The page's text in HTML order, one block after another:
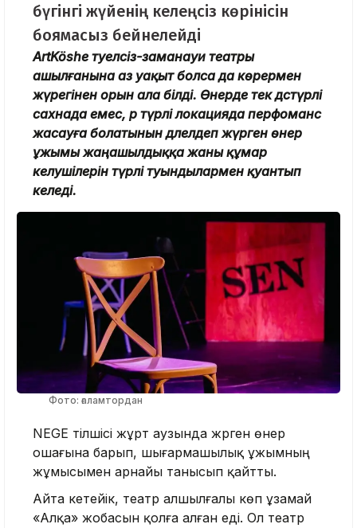
бүгінгі жүйенің келеңсіз көрінісін
боямасыз бейнелейді
ArtKöshe тәуелсіз-заманауи театры
ашылғанына аз уақыт болса да көрермен
жүрегінен орын ала білді. Өнерде тек дәстүрлі
сахнада емес, әр түрлі локацияда перфоманс
жасауға болатынын дәлелдеп жүрген өнер
ұжымы жаңашылдыққа жаны құмар
келушілерін түрлі туындылармен қуантып
келеді.
Фото: ғаламтордан
NEGE тілшісі жұрт аузында жүрген өнер
ошағына барып, шығармашылық ұжымның
жұмысымен арнайы танысып қайтты.
Айта кетейік, театр алшылғалы көп ұзамай
«Алқа» жобасын қолға алған еді. Ол театр